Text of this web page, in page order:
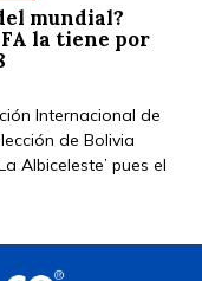
mundial?
la tiene por
Internacional de
de Bolivia
Albiceleste’ pues el